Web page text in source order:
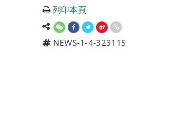
列印本頁
NEWS-1-4-323115